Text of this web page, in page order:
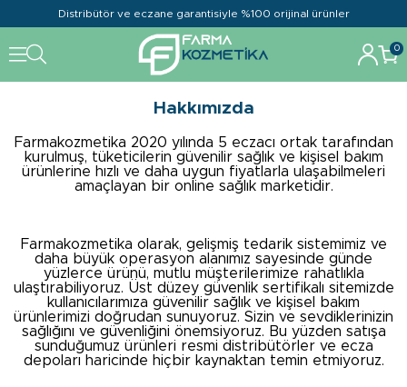
Distribütör ve eczane garantisiyle %100 orijinal ürünler
0
Hakkımızda
Farmakozmetika 2020 yılında 5 eczacı ortak tarafından
kurulmuş, tüketicilerin güvenilir sağlık ve kişisel bakım
ürünlerine hızlı ve daha uygun fiyatlarla ulaşabilmeleri
amaçlayan bir online sağlık marketidir.
Farmakozmetika olarak, gelişmiş tedarik sistemimiz ve
daha büyük operasyon alanımız sayesinde günde
yüzlerce ürünü, mutlu müşterilerimize rahatlıkla
ulaştırabiliyoruz. Üst düzey güvenlik sertifikalı sitemizde
kullanıcılarımıza güvenilir sağlık ve kişisel bakım
ürünlerimizi doğrudan sunuyoruz. Sizin ve sevdiklerinizin
sağlığını ve güvenliğini önemsiyoruz. Bu yüzden satışa
sunduğumuz ürünleri resmi distribütörler ve ecza
depoları haricinde hiçbir kaynaktan temin etmiyoruz.